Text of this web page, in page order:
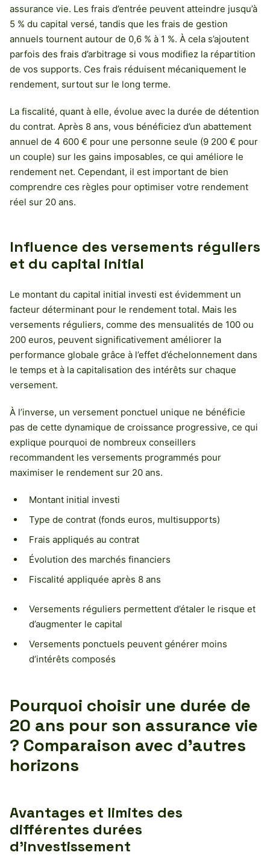
assurance vie. Les frais d’entrée peuvent atteindre jusqu’à
5 % du capital versé, tandis que les frais de gestion
annuels tournent autour de 0,6 % à 1 %. À cela s’ajoutent
parfois des frais d’arbitrage si vous modifiez la répartition
de vos supports. Ces frais réduisent mécaniquement le
rendement, surtout sur le long terme.
La fiscalité, quant à elle, évolue avec la durée de détention
du contrat. Après 8 ans, vous bénéficiez d’un abattement
annuel de 4 600 € pour une personne seule (9 200 € pour
un couple) sur les gains imposables, ce qui améliore le
rendement net. Cependant, il est important de bien
comprendre ces règles pour optimiser votre rendement
réel sur 20 ans.
Influence des versements réguliers
et du capital initial
Le montant du capital initial investi est évidemment un
facteur déterminant pour le rendement total. Mais les
versements réguliers, comme des mensualités de 100 ou
200 euros, peuvent significativement améliorer la
performance globale grâce à l’effet d’échelonnement dans
le temps et à la capitalisation des intérêts sur chaque
versement.
À l’inverse, un versement ponctuel unique ne bénéficie
pas de cette dynamique de croissance progressive, ce qui
explique pourquoi de nombreux conseillers
recommandent les versements programmés pour
maximiser le rendement sur 20 ans.
Montant initial investi
Type de contrat (fonds euros, multisupports)
Frais appliqués au contrat
Évolution des marchés financiers
Fiscalité appliquée après 8 ans
Versements réguliers permettent d’étaler le risque et
d’augmenter le capital
Versements ponctuels peuvent générer moins
d’intérêts composés
Pourquoi choisir une durée de
20 ans pour son assurance vie
? Comparaison avec d’autres
horizons
Avantages et limites des
différentes durées
d’investissement